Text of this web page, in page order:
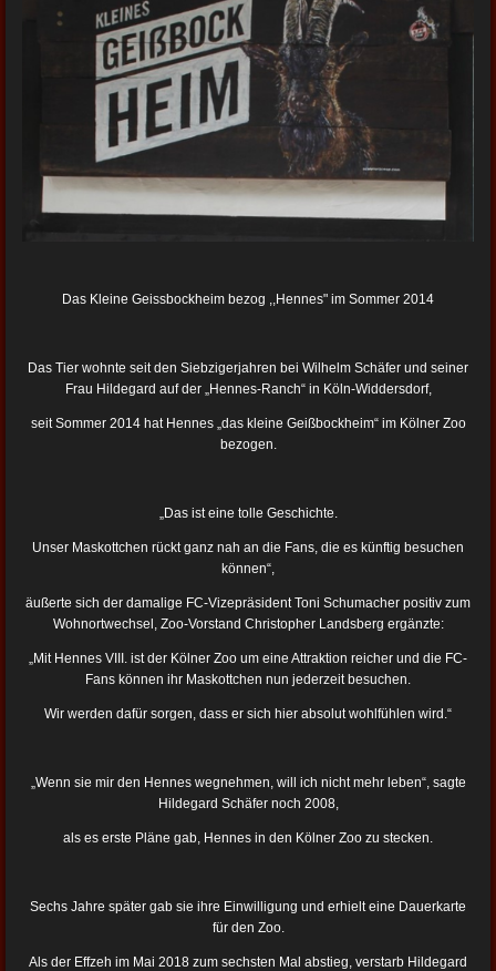
Das Kleine Geissbockheim bezog ,,Hennes" im Sommer 2014
Das Tier wohnte seit den Siebzigerjahren bei Wilhelm Schäfer und seiner
Frau Hildegard auf der „Hennes-Ranch“ in Köln-Widdersdorf,
seit Sommer 2014 hat Hennes „das kleine Geißbockheim“ im Kölner Zoo
bezogen.
„Das ist eine tolle Geschichte.
Unser Maskottchen rückt ganz nah an die Fans, die es künftig besuchen
können“,
äußerte sich der damalige FC-Vizepräsident Toni Schumacher positiv zum
Wohnortwechsel, Zoo-Vorstand Christopher Landsberg ergänzte:
„Mit Hennes VIII. ist der Kölner Zoo um eine Attraktion reicher und die FC-
Fans können ihr Maskottchen nun jederzeit besuchen.
Wir werden dafür sorgen, dass er sich hier absolut wohlfühlen wird.“
„Wenn sie mir den Hennes wegnehmen, will ich nicht mehr leben“, sagte
Hildegard Schäfer noch 2008,
als es erste Pläne gab, Hennes in den Kölner Zoo zu stecken.
Sechs Jahre später gab sie ihre Einwilligung und erhielt eine Dauerkarte
für den Zoo.
Als der Effzeh im Mai 2018 zum sechsten Mal abstieg, verstarb Hildegard